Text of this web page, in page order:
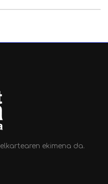
elkartearen ekimena da.